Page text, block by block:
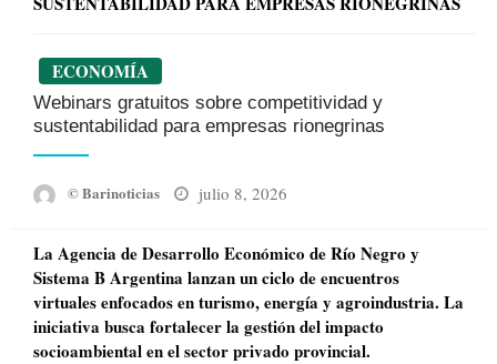
ECONOMÍA
Webinars gratuitos sobre competitividad y
sustentabilidad para empresas rionegrinas
© Barinoticias
Posted
julio 8, 2026
La Agencia de Desarrollo Económico de Río Negro y
Sistema B Argentina lanzan un ciclo de encuentros
virtuales enfocados en turismo, energía y agroindustria. La
iniciativa busca fortalecer la gestión del impacto
socioambiental en el sector privado provincial.